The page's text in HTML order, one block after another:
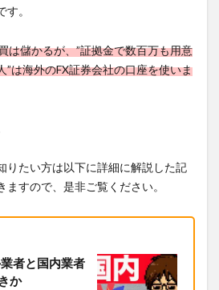
。
は儲かるが、”証拠金で数百万も用意
”は海外のFX証券会社の口座を使いま
りたい方は以下に詳細に解説した記
すので、是非ご覧ください。
者と国内業者
か